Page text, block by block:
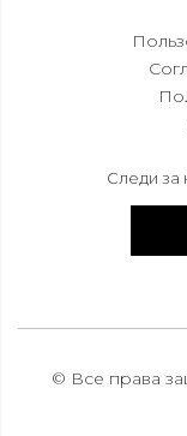
Следи за
© Все права